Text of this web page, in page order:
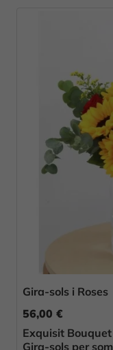
Gira-sols i Roses
56,00 €
Exquisit
Gira-sols per